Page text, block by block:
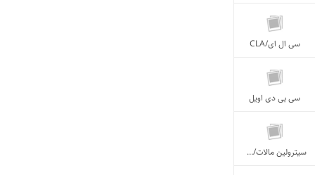
سی ال ای/CLA
سی بی دی اویل
سیترولین مالات/Citrulline Malate